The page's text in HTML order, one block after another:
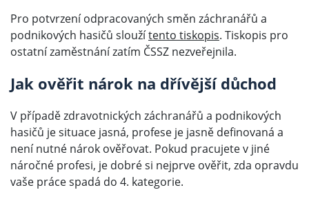
Pro potvrzení odpracovaných směn záchranářů a
podnikových hasičů sloužítento tiskopis. Tiskopis pro
ostatní zaměstnání zatím ČSSZ nezveřejnila.
Jak ověřit nárok na dřívější důchod
V případě zdravotnických záchranářů a podnikových
hasičů je situace jasná, profese je jasně definovaná a
není nutné nárok ověřovat. Pokud pracujete v jiné
náročné profesi, je dobré si nejprve ověřit, zda opravdu
vaše práce spadá do 4. kategorie.